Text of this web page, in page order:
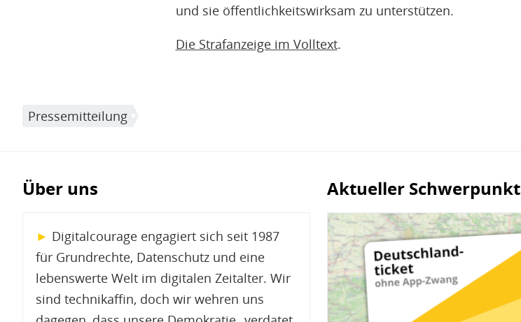
und sie öffentlichkeitswirksam zu unterstützen.
Die Strafanzeige im Volltext.
Pressemitteilung
Über uns
► Digitalcourage engagiert sich seit 1987
für Grundrechte, Datenschutz und eine
lebenswerte Welt im digitalen Zeitalter. Wir
sind technikaffin, doch wir wehren uns
Aktueller Schwerpunkt
Bild